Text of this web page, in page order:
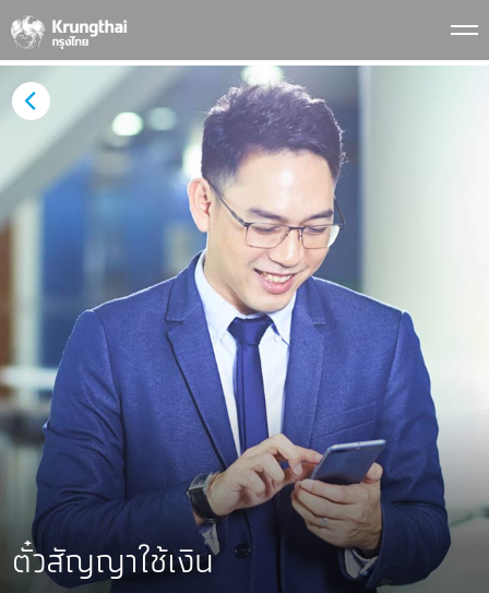
ตั๋วสัญญาใช้เงิน